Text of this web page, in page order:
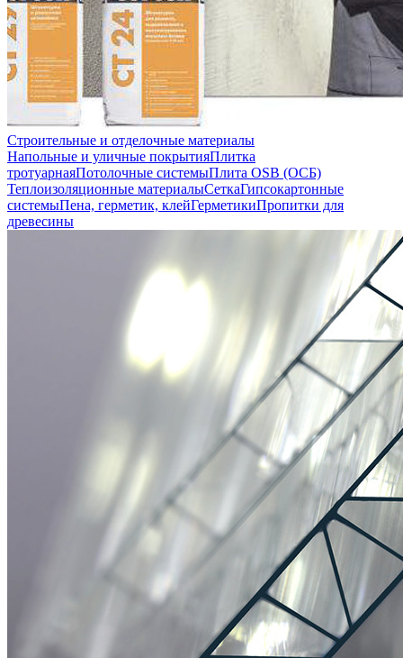
Строительные и отделочные материалы
Напольные и уличные покрытияПлитка
тротуарнаяПотолочные системыПлита OSB (ОСБ)
Теплоизоляционные материалыСеткаГипсокартонные
системыПена, герметик, клейГерметикиПропитки для
древесины